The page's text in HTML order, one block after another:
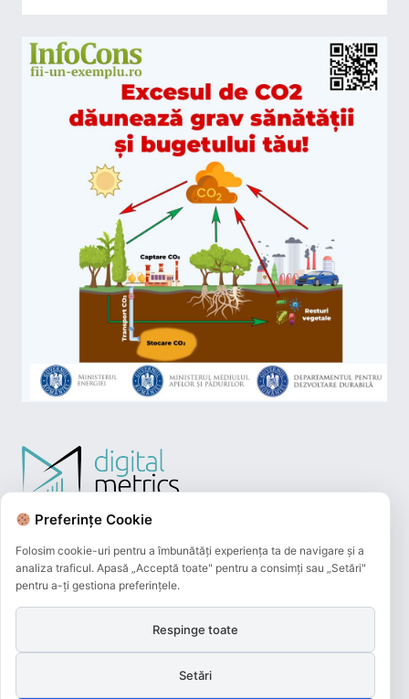
Plățile online efectuate pe acest site
sunt procesate de către Netopia Payments
și beneficiază de 3D-Secure.
Preferințe Cookie
Folosim cookie-uri pentru a îmbunătăți experiența ta de navigare și a
analiza traficul. Apasă „Acceptă toate" pentru a consimți sau „Setări"
pentru a-ți gestiona preferințele.
Respinge toate
Setări